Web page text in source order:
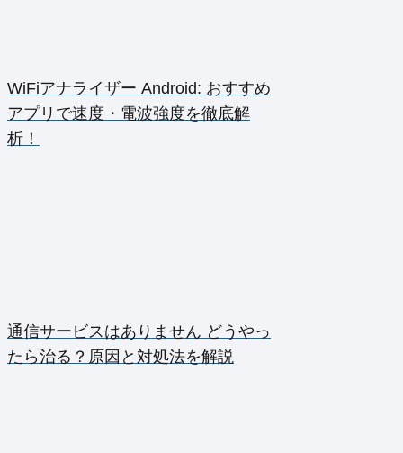
WiFiアナライザー Android: おすすめ
アプリで速度・電波強度を徹底解
析！
通信サービスはありません どうやっ
たら治る？原因と対処法を解説